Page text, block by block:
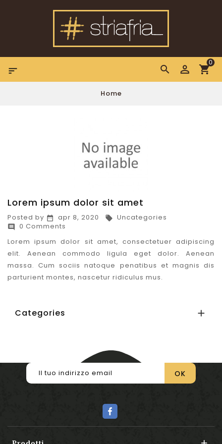
0

Home
Lorem ipsum dolor sit amet
Posted by  apr 8, 2020  Uncategories
 0 Comments
Lorem ipsum dolor sit amet, consectetuer adipiscing
elit. Aenean commodo ligula eget dolor. Aenean
massa. Cum sociis natoque penatibus et magnis dis
parturient montes, nascetur ridiculus mus.
Categories 